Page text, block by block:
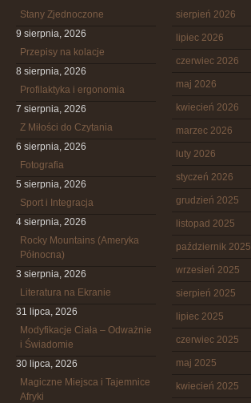
Stany Zjednoczone
9 sierpnia, 2026
Przepisy na kolacje
8 sierpnia, 2026
Profilaktyka i ergonomia
7 sierpnia, 2026
Z Miłości do Czytania
6 sierpnia, 2026
Fotografia
5 sierpnia, 2026
Sport i Integracja
4 sierpnia, 2026
Rocky Mountains (Ameryka
Północna)
3 sierpnia, 2026
Literatura na Ekranie
31 lipca, 2026
Modyfikacje Ciała – Odważnie
i Świadomie
30 lipca, 2026
Magiczne Miejsca i Tajemnice
Afryki
sierpień 2026
lipiec 2026
czerwiec 2026
maj 2026
kwiecień 2026
marzec 2026
luty 2026
styczeń 2026
grudzień 2025
listopad 2025
październik 2025
wrzesień 2025
sierpień 2025
lipiec 2025
czerwiec 2025
maj 2025
kwiecień 2025